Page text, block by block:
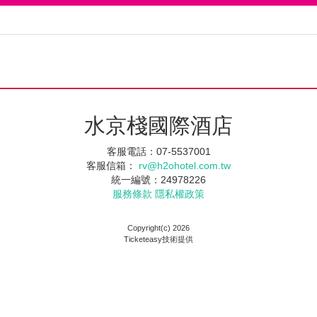
水京棧國際酒店
客服電話：07-5537001
客服信箱： rv@h2ohotel.com.tw
統一編號：24978226
服務條款 隱私權政策
Copyright(c) 2026
Ticketeasy技術提供